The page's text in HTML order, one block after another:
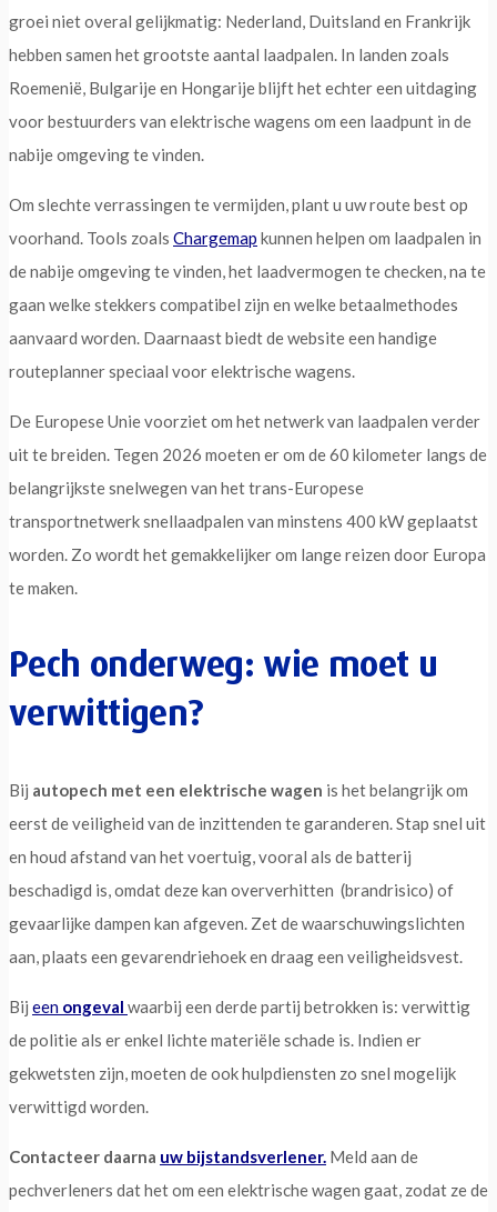
groei niet overal gelijkmatig: Nederland, Duitsland en Frankrijk
hebben samen het grootste aantal laadpalen. In landen zoals
Roemenië, Bulgarije en Hongarije blijft het echter een uitdaging
voor bestuurders van elektrische wagens om een laadpunt in de
nabije omgeving te vinden.
Om slechte verrassingen te vermijden, plant u uw route best op
voorhand. Tools zoals Chargemap kunnen helpen om laadpalen in
de nabije omgeving te vinden, het laadvermogen te checken, na te
gaan welke stekkers compatibel zijn en welke betaalmethodes
aanvaard worden. Daarnaast biedt de website een handige
routeplanner speciaal voor elektrische wagens.
De Europese Unie voorziet om het netwerk van laadpalen verder
uit te breiden. Tegen 2026 moeten er om de 60 kilometer langs de
belangrijkste snelwegen van het trans-Europese
transportnetwerk snellaadpalen van minstens 400 kW geplaatst
worden. Zo wordt het gemakkelijker om lange reizen door Europa
te maken.
Pech onderweg: wie moet u
verwittigen?
Bij autopech met een elektrische wagen is het belangrijk om
eerst de veiligheid van de inzittenden te garanderen. Stap snel uit
en houd afstand van het voertuig, vooral als de batterij
beschadigd is, omdat deze kan oververhitten (brandrisico) of
gevaarlijke dampen kan afgeven. Zet de waarschuwingslichten
aan, plaats een gevarendriehoek en draag een veiligheidsvest.
Bij een ongeval waarbij een derde partij betrokken is: verwittig
de politie als er enkel lichte materiële schade is. Indien er
gekwetsten zijn, moeten de ook hulpdiensten zo snel mogelijk
verwittigd worden.
Contacteer daarna uw bijstandsverlener. Meld aan de
pechverleners dat het om een elektrische wagen gaat, zodat ze de